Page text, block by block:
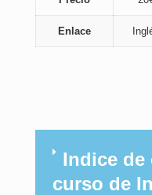
Enlace
Indice de
curso de